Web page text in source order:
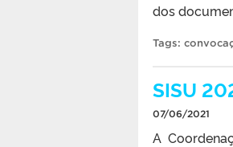
dos
Tags:
SISU
07/06/2021
A